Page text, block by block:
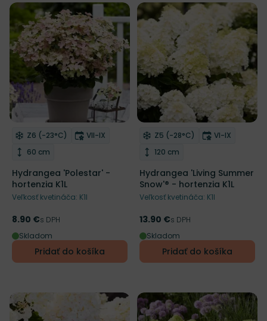
Odober do zoznamu želaní
Mrazuvzdornosť
Z6 (-23°C) Doba kvitnutia
VII-IX
Výška rastliny
60 cm
Hydrangea 'Polestar' -
hortenzia K1L
Veľkosť kvetináča: K1l
Cena
8.90 €s DPH
Skladom
Pridať do košíka
Living Creation
Odober do zoznamu želaní
Mrazuvzdornosť
Z5 (-28°C) Doba
VI-IX
Výška rastliny
120 cm
Hydrangea 'Living Summer
Snow'® - hortenzia K1L
Veľkosť kvetináča: K1l
Cena
13.90 €s DPH
Skladom
Pridať do košíka